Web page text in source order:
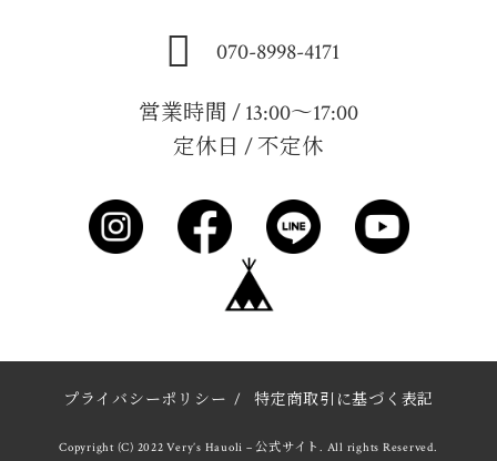
070-8998-4171
営業時間 / 13:00～17:00
定休日 / 不定休
プライバシーポリシー / 特定商取引に基づく表記
Copyright (C) 2022 Very’s Hauoli – 公式サイト. All rights Reserved.